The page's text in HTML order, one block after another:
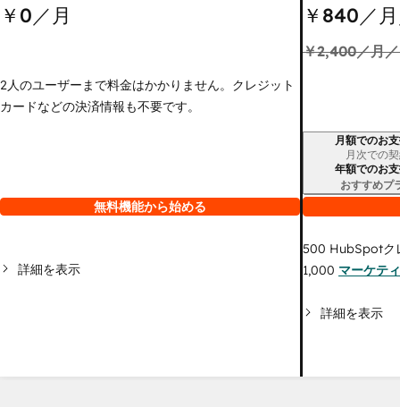
￥0／月
2人のユーザーまで料金はかかりません。クレジット
カードなどの決済情報も不要です。
無料機能から始める
詳細を表示
￥840／
￥2,400／月
請求期間月額でのお
月次での
年額でのお
おすすめプ
500 HubSpotク
1,000 マーケテ
詳細を表示